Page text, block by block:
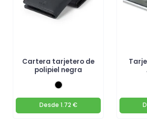
Cartera tarjetero de
polipiel negra
Desde 1.72 €